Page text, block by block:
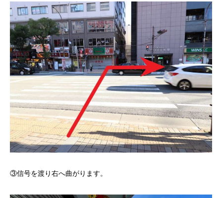
③信号を渡り右へ曲がります。